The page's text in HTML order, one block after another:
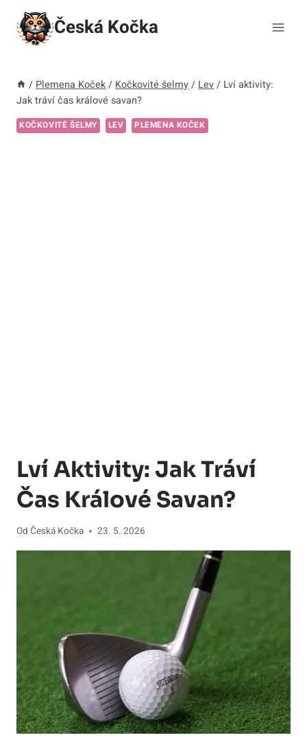
Přeskočit
obsah
Česká Kočka
/ Plemena Koček / Kočkovité šelmy / Lev / Lví aktivity:
Jak tráví čas králové savan?
KOČKOVITÉ ŠELMY LEV PLEMENA KOČEK
Lví Aktivity: Jak Tráví
Čas Králové Savan?
Od Česká Kočka 23. 5. 2026